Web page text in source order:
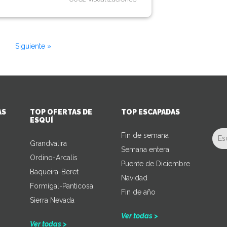
Siguiente »
TOP OFERTAS DE
ESQUÍ
Grandvalira
Ordino-Arcalís
Baqueira-Beret
Formigal-Panticosa
Sierra Nevada
Ver todas >
TOP ESCAPADAS
Fin de semana
Semana entera
Puente de Diciembre
Navidad
Fin de año
Ver todas >